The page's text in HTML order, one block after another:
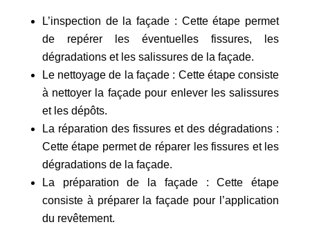
L’inspection de la façade : Cette étape permet
de repérer les éventuelles fissures, les
dégradations et les salissures de la façade.
Le nettoyage de la façade : Cette étape consiste
à nettoyer la façade pour enlever les salissures
et les dépôts.
La réparation des fissures et des dégradations :
Cette étape permet de réparer les fissures et les
dégradations de la façade.
La préparation de la façade : Cette étape
consiste à préparer la façade pour l’application
du revêtement.